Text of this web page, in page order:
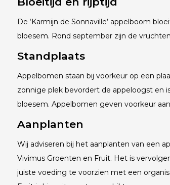
De ‘Karmijn de Sonnaville’ appelboom
bloesem. Rond september zijn de
Standplaats
Appelbomen staan bij voorkeur op een
zonnige plek bevordert de appeloogst en
bloesem. Appelbomen geven voorkeur
Aanplanten
Wij adviseren bij het aanplanten van een
Vivimus Groenten en Fruit. Het is
juiste voeding te voorzien met een